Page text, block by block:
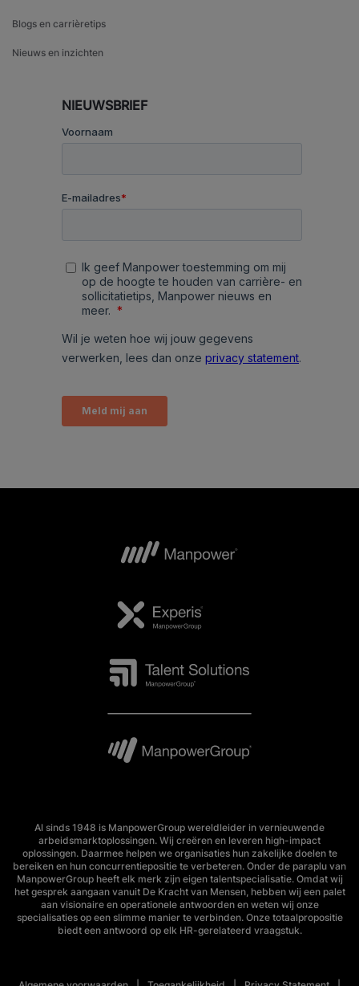
Blogs en carrièretips
Nieuws en inzichten
NIEUWSBRIEF
Al sinds 1948 is ManpowerGroup wereldleider in vernieuwende
arbeidsmarktoplossingen. Wij creëren en leveren high-impact
oplossingen. Daarmee helpen we organisaties hun zakelijke doelen te
bereiken en hun concurrentiepositie te verbeteren. Onder de paraplu van
ManpowerGroup heeft elk merk zijn eigen talentspecialisatie. Omdat wij
het gesprek aangaan vanuit De Kracht van Mensen, hebben wij een palet
aan visionaire en operationele antwoorden en weten wij onze
specialisaties op een slimme manier te verbinden. Onze totaalpropositie
biedt een antwoord op elk HR-gerelateerd vraagstuk.